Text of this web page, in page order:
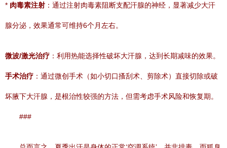
* 肉毒素注射 ：通过注射肉毒素阻断支配汗腺的神经，显著减少大汗
腺分泌，效果通常可维持6个月左右。
微波/激光治疗 ：利用热能选择性破坏大汗腺，达到长期减味的效果。
手术治疗 ：通过微创手术（如小切口搔刮术、剪除术）直接切除或破
坏腋下大汗腺，是根治性较强的方法，但需考虑手术风险和恢复期。
###